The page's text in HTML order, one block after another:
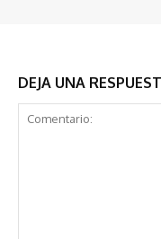
DEJA UNA